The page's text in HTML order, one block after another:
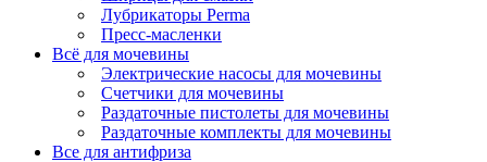
Лубрикаторы Perma
Пресс-масленки
Всё для мочевины
Электрические насосы для мочевины
Счетчики для мочевины
Раздаточные пистолеты для мочевины
Раздаточные комплекты для мочевины
Все для антифриза